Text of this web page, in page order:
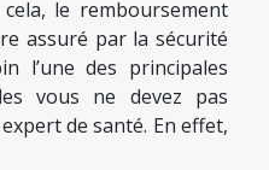
le remboursement
assuré par la sécurité
l’une des principales
vous ne devez pas
de santé. En effet,